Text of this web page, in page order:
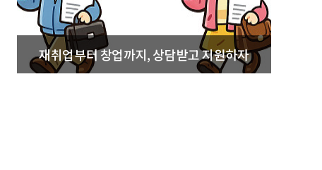
재취업부터 창업까지, 상담받고 지원하자